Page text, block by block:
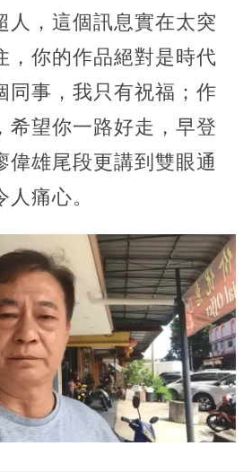
人，這個訊息實在太突
，你的作品絕對是時代
同事，我只有祝福；作
希望你一路好走，早登
偉雄尾段更講到雙眼通
痛心。